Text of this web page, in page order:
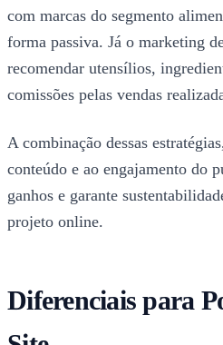
com marcas do segmento
forma passiva. Já o marketing
recomendar utensílios,
comissões pelas vendas
A combinação dessas
conteúdo e ao engajamento do
ganhos e garante
projeto online.
Diferenciais para